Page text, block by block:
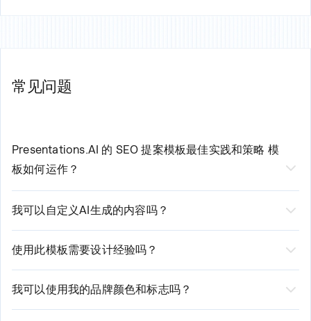
常见问题
Presentations.AI 的 SEO 提案模板最佳实践和策略 模
板如何运作？
我们AI驱动的SEO 提案模板通过三个简单步骤简化
您的创建流程：
1. 选择模板并输入您的基本要求
2. 我们的AI分析您的输入并生成定制内容
我可以自定义AI生成的内容吗？
是的，当然可以！虽然我们的AI会生成专业品质的初始内
容，但您仍拥有完全的控制权。您可以根据需要编辑文
本、修改布局、调整样式，以及添加或删除部分。我们的
平台既提供自动化建议，也支持手动自定义选项。
使用此模板需要设计经验吗？
无需设计经验！我们由 AI 驱动的平台会自动处理设计元
素。您只需专注于内容，我们确保其呈现专业且精美的效
果。我们的智能设计系统会根据您的内容进行调整，同时
我可以使用我的品牌颜色和标志吗？
是的！我们的模板支持全面的品牌定制。您可以轻松上传